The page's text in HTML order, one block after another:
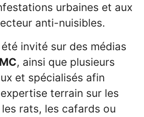
urbaines et aux
anti-nuisibles.
invité sur des médias
, ainsi que plusieurs
et spécialisés afin
terrain sur les
rats, les cafards ou